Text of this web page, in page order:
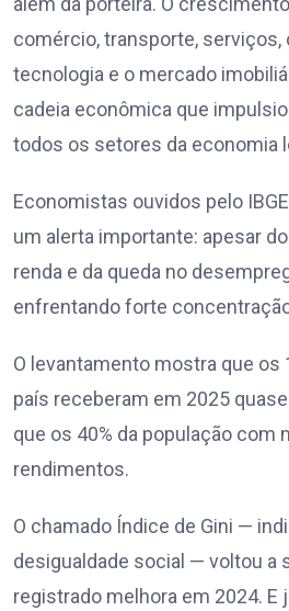
comércio, transporte, serviços,
tecnologia e o mercado
cadeia econômica que
todos os setores da economia
Economistas ouvidos pelo
um alerta importante: apesar
renda e da queda no
enfrentando forte
O levantamento mostra que os
país receberam em 2025
que os 40% da população com
rendimentos.
O chamado Índice de Gini —
desigualdade social — voltou a
registrado melhora em 2024. E